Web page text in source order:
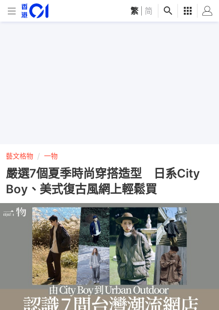
繁 简
藝文格物 一物
嚴選7個夏季時尚穿搭造型 日系City
Boy、美式復古風網上輕鬆買